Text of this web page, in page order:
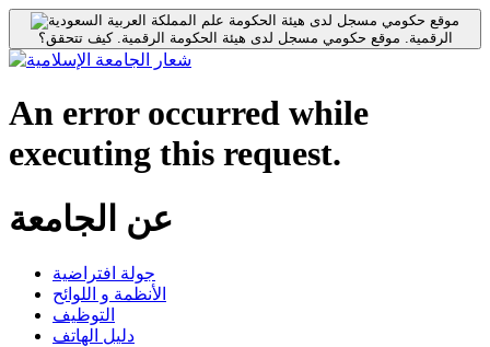
موقع حكومي مسجل لدى هيئة الحكومة
الرقمية. موقع حكومي مسجل لدى هيئة الحكومة الرقمية.كيف تتحقق؟
An error occurred while
executing this request.
عن الجامعة
جولة افتراضية
الأنظمة و اللوائح
التوظيف
دليل الهاتف